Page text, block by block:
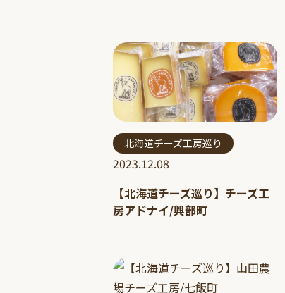
北海道チーズ工房巡り
2023.12.08
【北海道チーズ巡り】チーズ工
房アドナイ/興部町